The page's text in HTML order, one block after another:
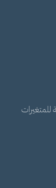
للمتغيرات